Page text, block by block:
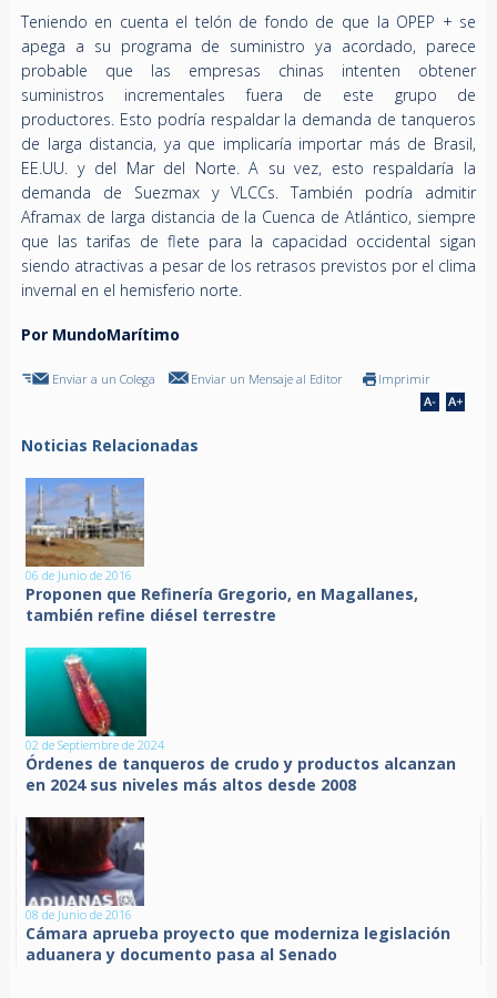
Teniendo en cuenta el telón de fondo de que la OPEP + se
apega a su programa de suministro ya acordado, parece
probable que las empresas chinas intenten obtener
suministros incrementales fuera de este grupo de
productores. Esto podría respaldar la demanda de tanqueros
de larga distancia, ya que implicaría importar más de Brasil,
EE.UU. y del Mar del Norte. A su vez, esto respaldaría la
demanda de Suezmax y VLCCs. También podría admitir
Aframax de larga distancia de la Cuenca de Atlántico, siempre
que las tarifas de flete para la capacidad occidental sigan
siendo atractivas a pesar de los retrasos previstos por el clima
invernal en el hemisferio norte.
Por MundoMarítimo
Enviar a un Colega Enviar un Mensaje al Editor Imprimir
Noticias Relacionadas
06 de Junio de 2016
Proponen que Refinería Gregorio, en Magallanes,
también refine diésel terrestre
02 de Septiembre de 2024
Órdenes de tanqueros de crudo y productos alcanzan
en 2024 sus niveles más altos desde 2008
08 de Junio de 2016
Cámara aprueba proyecto que moderniza legislación
aduanera y documento pasa al Senado